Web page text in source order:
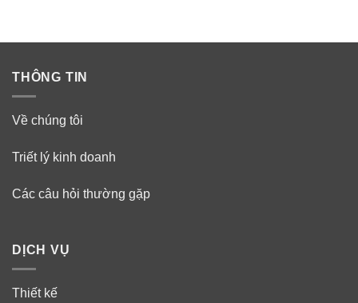
THÔNG TIN
Về chúng tôi
Triết lý kinh doanh
Các câu hỏi thường gặp
DỊCH VỤ
Thiết kế